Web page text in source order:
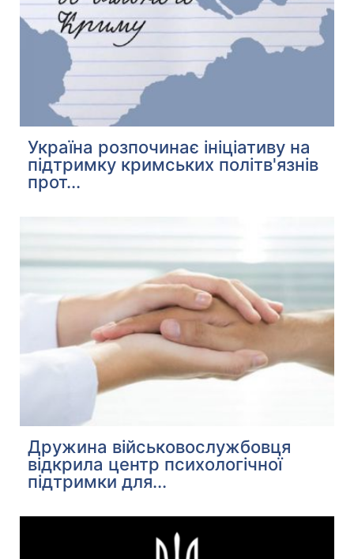
Україна розпочинає ініціативу на
підтримку кримських політв'язнів
прот...
Дружина військовослужбовця
відкрила центр психологічної
підтримки для...